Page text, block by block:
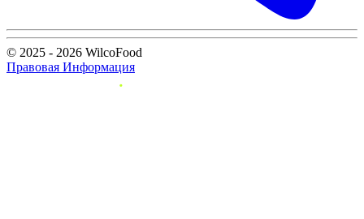
© 2025 - 2026 WilcoFood
Правовая Информация